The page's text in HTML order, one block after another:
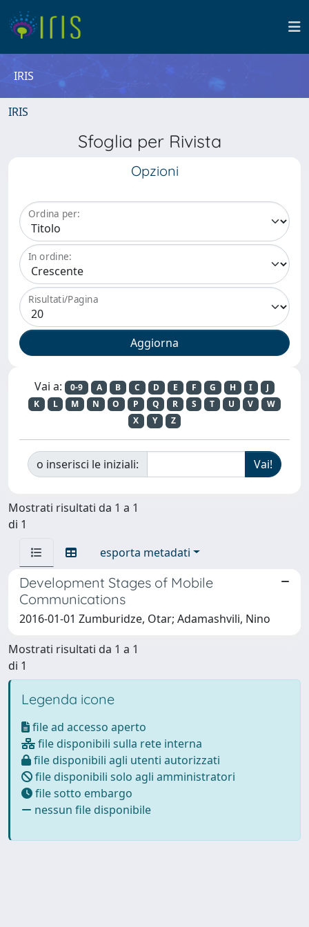
IRIS
IRIS
Sfoglia per Rivista
Opzioni
Ordina per:
In ordine:
Risultati/Pagina
Vai a: 0-9 A B C D E F G H I
J
K
L M N O P Q R S T U V
W
X
Y Z
o inserisci le iniziali:
Mostrati risultati da 1 a 1
di 1
esporta metadati
Development Stages of Mobile
Communications
2016-01-01 Zumburidze, Otar; Adamashvili, Nino
Mostrati risultati da 1 a 1
di 1
Legenda icone
file ad accesso aperto
file disponibili sulla rete interna
file disponibili agli utenti autorizzati
file disponibili solo agli amministratori
file sotto embargo
nessun file disponibile